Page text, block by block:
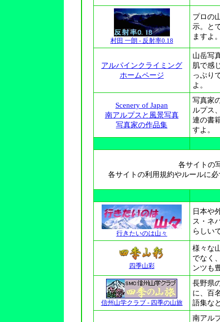
村田 一朗 - 反射率0.18
プロの
示。と
ますよ
アルパインクライミング
ホームページ
山岳写
肌で感
っぷり
よ。
Scenery of Japan
南アルプスと風景写真
写真家の作品集
写真家
ルプス
連の書
すよ。
各サイトの
各サイトの利用規約やルールに
行きたいのは山々
日本や
ス・ネ
らしい
四季山彩
様々な
でなく
ンツも
信州山学クラブ - 四季の山旅
長野県
に、百
語集な
南アル